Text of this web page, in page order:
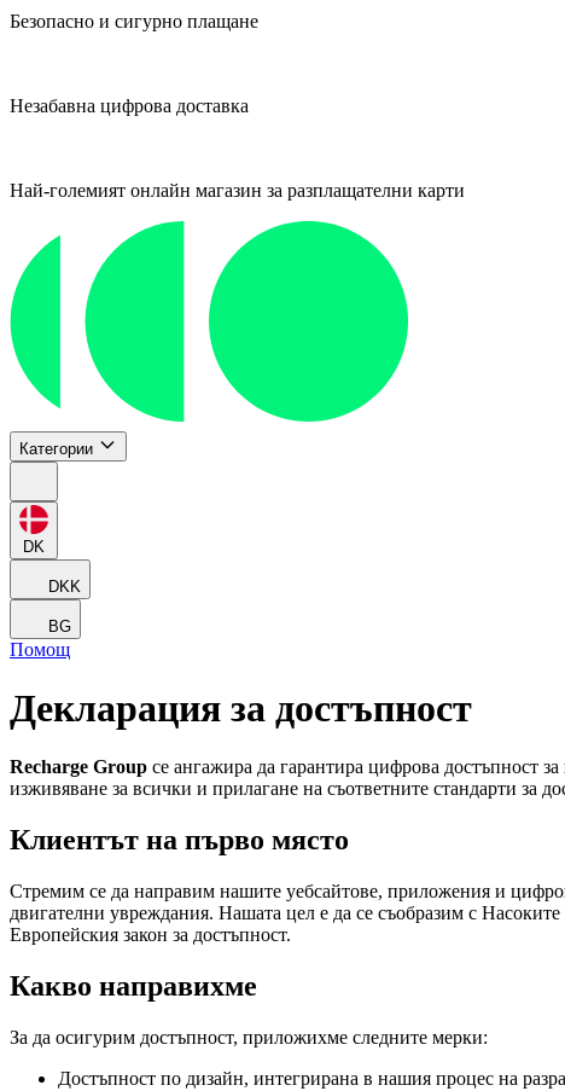
Безопасно и сигурно плащане
Незабавна цифрова доставка
Най-големият онлайн магазин за разплащателни карти
Категории
DK
DKK
BG
Помощ
Декларация за достъпност
Recharge Group се ангажира да гарантира цифрова достъпност
изживяване за всички и прилагане на съответните стандарти за
Клиентът на първо място
Стремим се да направим нашите уебсайтове, приложения и
двигателни увреждания. Нашата цел е да се съобразим с
Европейския закон за достъпност.
Какво направихме
За да осигурим достъпност, приложихме следните мерки:
Достъпност по дизайн, интегрирана в нашия процес на